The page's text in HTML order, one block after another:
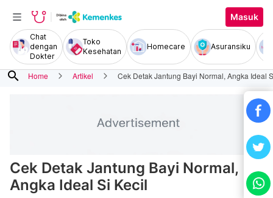
Masuk
Chat
dengan
Dokter
Toko
Kesehatan
Homecare Asuransiku
search Home Artikel Cek Detak Jantung Bayi Normal, Angka Ideal
Cek Detak Jantung Bayi Normal,
Angka Ideal Si Kecil